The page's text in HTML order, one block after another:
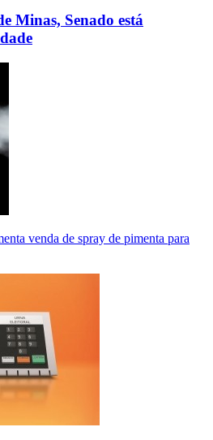
Minas, Senado está
venda de spray de pimenta para